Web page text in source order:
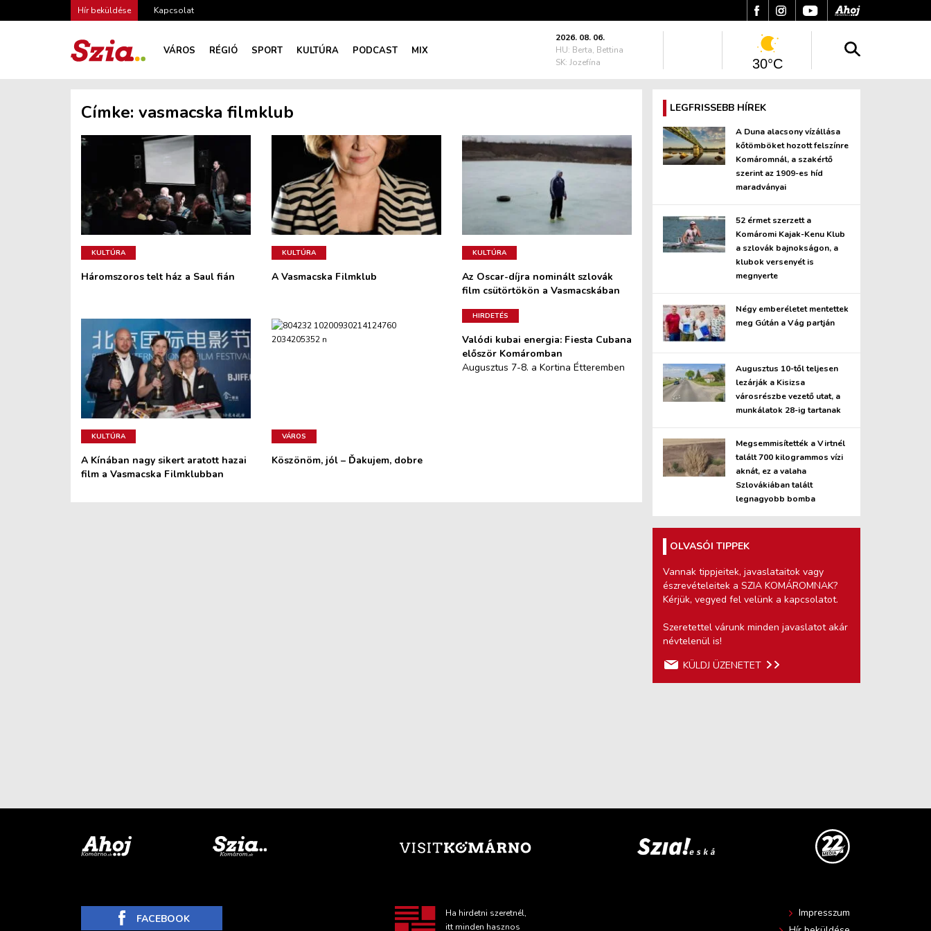
Hír beküldése Kapcsolat
VÁROS RÉGIÓ SPORT KULTÚRA PODCAST MIX
2026. 08. 06.
HU: Berta, Bettina
SK: Jozefína
30°C
Címke: vasmacska filmklub
KULTÚRA
Háromszoros telt ház a Saul fián
KULTÚRA
A Vasmacska Filmklub
KULTÚRA
Az Oscar-díjra nominált szlovák
film csütörtökön a Vasmacskában
KULTÚRA
A Kínában nagy sikert aratott hazai
film a Vasmacska Filmklubban
VÁROS
Köszönöm, jól – Ďakujem, dobre
Valódi kubai energia: Fiesta Cubana
először Komáromban
Augusztus 7-8. a Kortina Étteremben
LEGFRISSEBB HÍREK
A Duna alacsony vízállása
kőtömböket hozott felszínre
Komáromnál, a szakértő
szerint az 1909-es híd
maradványai
52 érmet szerzett a
Komáromi Kajak-Kenu Klub
a szlovák bajnokságon, a
klubok versenyét is
megnyerte
Négy emberéletet mentettek
meg Gútán a Vág partján
Augusztus 10-től teljesen
lezárják a Kisizsa
városrészbe vezető utat, a
munkálatok 28-ig tartanak
Megsemmisítették a Virtnél
talált 700 kilogrammos vízi
aknát, ez a valaha
Szlovákiában talált
legnagyobb bomba
OLVASÓI TIPPEK
Vannak tippjeitek, javaslataitok vagy
észrevételeitek a SZIA KOMÁROMNAK?
Kérjük, vegyed fel velünk a kapcsolatot.
Szeretettel várunk minden javaslatot akár
névtelenül is!
KÜLDJ ÜZENETET
FACEBOOK
Ha hirdetni szeretnél,
itt minden hasznos
Impresszum